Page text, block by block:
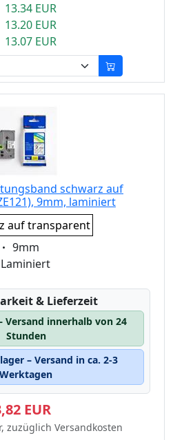
EUR
13.20 EUR
13.07 EUR
schwarz auf
9mm, laminiert
auf transparent
Eigenschaft:
9mm
Laminiert
& Lieferzeit
Versand innerhalb von 24
Stunden
– Versand in ca. 2-3
Werktagen
EUR
zuzüglich Versandkosten